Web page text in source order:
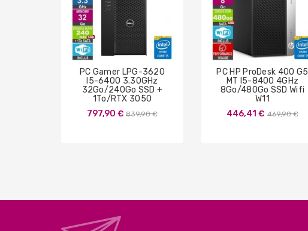
PC Gamer LPG-3620
I5-6400 3.30GHz
32Go/240Go SSD +
1To/RTX 3050
797,90 € Prix
839,90 €
PC HP ProDesk 400 G5
MT I5-8400 4GHz
8Go/480Go SSD Wifi
W11
446,41 € Prix
469,90 €